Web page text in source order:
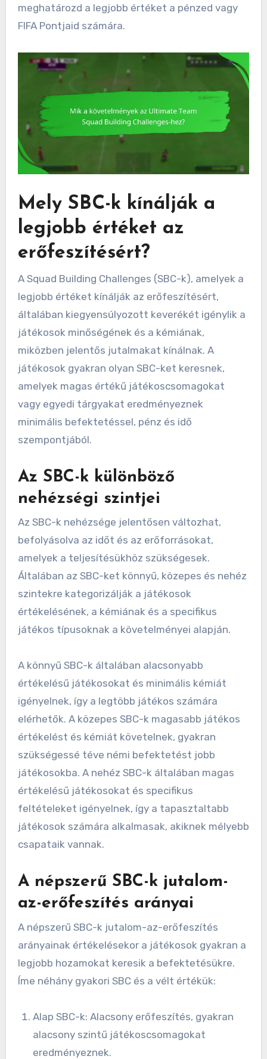
meghatározd a legjobb értéket a pénzed vagy
FIFA Pontjaid számára.
Mely SBC-k kínálják a
legjobb értéket az
erőfeszítésért?
A Squad Building Challenges (SBC-k), amelyek a
legjobb értéket kínálják az erőfeszítésért,
általában kiegyensúlyozott keverékét igénylik a
játékosok minőségének és a kémiának,
miközben jelentős jutalmakat kínálnak. A
játékosok gyakran olyan SBC-ket keresnek,
amelyek magas értékű játékoscsomagokat
vagy egyedi tárgyakat eredményeznek
minimális befektetéssel, pénz és idő
szempontjából.
Az SBC-k különböző
nehézségi szintjei
Az SBC-k nehézsége jelentősen változhat,
befolyásolva az időt és az erőforrásokat,
amelyek a teljesítésükhöz szükségesek.
Általában az SBC-ket könnyű, közepes és nehéz
szintekre kategorizálják a játékosok
értékelésének, a kémiának és a specifikus
játékos típusoknak a követelményei alapján.
A könnyű SBC-k általában alacsonyabb
értékelésű játékosokat és minimális kémiát
igényelnek, így a legtöbb játékos számára
elérhetők. A közepes SBC-k magasabb játékos
értékelést és kémiát követelnek, gyakran
szükségessé téve némi befektetést jobb
játékosokba. A nehéz SBC-k általában magas
értékelésű játékosokat és specifikus
feltételeket igényelnek, így a tapasztaltabb
játékosok számára alkalmasak, akiknek mélyebb
csapataik vannak.
A népszerű SBC-k jutalom-
az-erőfeszítés arányai
A népszerű SBC-k jutalom-az-erőfeszítés
arányainak értékelésekor a játékosok gyakran a
legjobb hozamokat keresik a befektetésükre.
Íme néhány gyakori SBC és a vélt értékük:
Alap SBC-k: Alacsony erőfeszítés, gyakran
alacsony szintű játékoscsomagokat
eredményeznek.